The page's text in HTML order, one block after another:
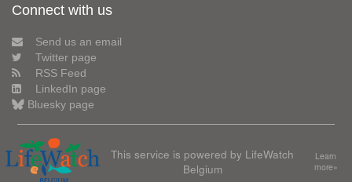
Connect with us
Send us an email
Twitter page
RSS Feed
LinkedIn page
Bluesky page
This service is powered by LifeWatch
Belgium
Learn
more»